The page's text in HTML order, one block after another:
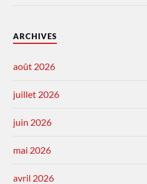
ARCHIVES
août 2026
juillet 2026
juin 2026
mai 2026
avril 2026